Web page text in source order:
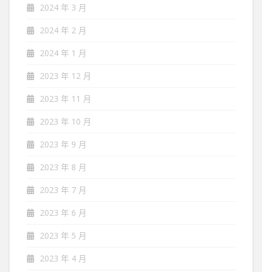
2024 年 3 月
2024 年 2 月
2024 年 1 月
2023 年 12 月
2023 年 11 月
2023 年 10 月
2023 年 9 月
2023 年 8 月
2023 年 7 月
2023 年 6 月
2023 年 5 月
2023 年 4 月